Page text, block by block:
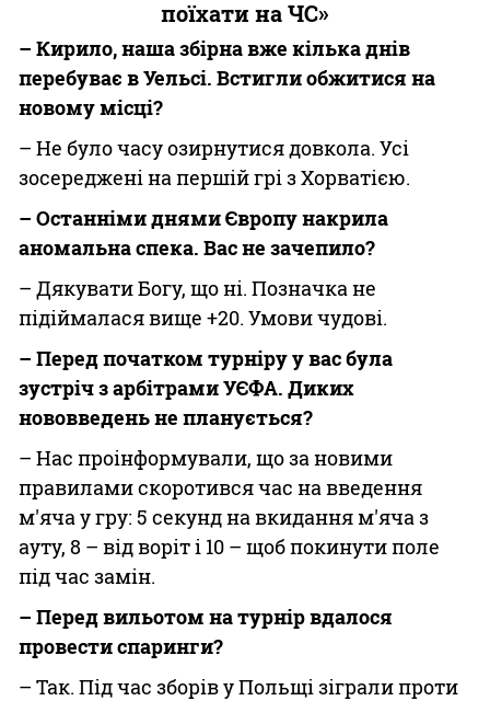
поїхати на ЧС»
– Кирило, наша збірна вже кілька днів
перебуває в Уельсі. Встигли обжитися на
новому місці?
– Не було часу озирнутися довкола. Усі
зосереджені на першій грі з Хорватією.
– Останніми днями Європу накрила
аномальна спека. Вас не зачепило?
– Дякувати Богу, що ні. Позначка не
підіймалася вище +20. Умови чудові.
– Перед початком турніру у вас була
зустріч з арбітрами УЄФА. Диких
нововведень не планується?
– Нас проінформували, що за новими
правилами скоротився час на введення
м'яча у гру: 5 секунд на вкидання м'яча з
ауту, 8 – від воріт і 10 – щоб покинути поле
під час замін.
– Перед вильотом на турнір вдалося
провести спаринги?
– Так. Під час зборів у Польщі зіграли проти